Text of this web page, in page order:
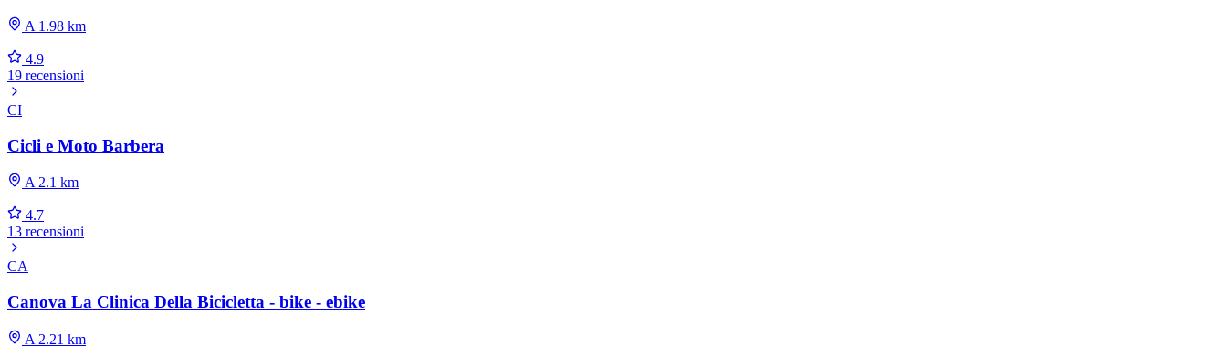
A 1.98 km
4.9
19 recensioni
CI
Cicli e Moto Barbera
A 2.1 km
4.7
13 recensioni
CA
Canova La Clinica Della Bicicletta - bike - ebike
A 2.21 km